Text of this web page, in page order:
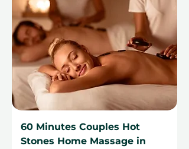
60 Minutes Couples Hot
Stones Home Massage in